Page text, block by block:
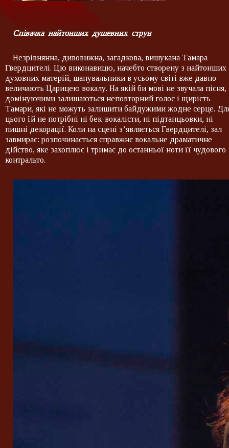
Cпівачка найтонших душевних струн
Незрівнянна, дивовижна, загадкова, вишукана Тамара
Гвердцителі. Цю виконавицю, начебто створену з найтонших
духовних матерій, шанувальники в усьому світі вже давно
величають Царицею вокалу. На якій би мові не звучала пісня,
домінуючими залишаються неповторний голос і щирість
Тамари, які не можуть залишити байдужими жодне серце.
цього їй не потрібні ні бек-вокалісти, ні підтанцьовки, ні
пишні декорації. Коли на сцені з’являється Гвердцителі, зал
завмирає: розпочинається справжнє вокальне драматичне
дійство, яке захоплює і тримає до останньої ноти її чудового
контральто.